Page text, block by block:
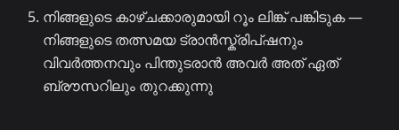
നിങ്ങളുടെ കാഴ്ചക്കാരുമായി റൂം ലിങ്ക് പങ്കിടുക —
നിങ്ങളുടെ തത്സമയ ട്രാൻസ്ക്രിപ്ഷനും
വിവർത്തനവും പിന്തുടരാൻ അവർ അത് ഏത്
ബ്രൗസറിലും തുറക്കുന്നു